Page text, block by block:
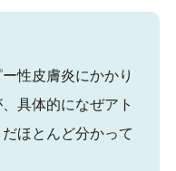
性皮膚炎にかかり
具体的になぜアト
ほとんど分かって